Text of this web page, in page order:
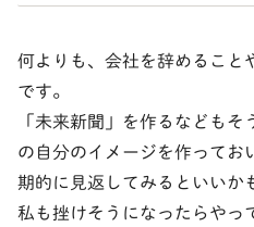
何よりも、会社を辞めること
です。
「未来新聞」を作るなども
の自分のイメージを作ってお
期的に見返してみるといいか
私も挫けそうになったらやっ